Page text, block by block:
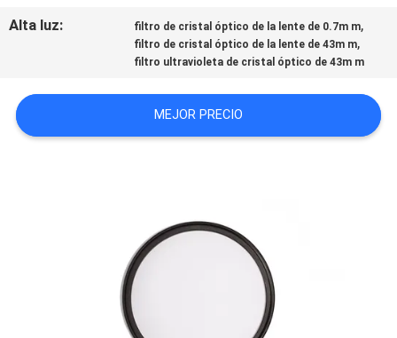
PIDA
MAPA
Alta luz: filtro de cristal óptico de la lente de 0.7m m,
filtro de cristal óptico de la lente de 43m m,
filtro ultravioleta de cristal óptico de 43m m
MEJOR PRECIO